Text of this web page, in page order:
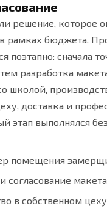
решение, которое
рамках бюджета.
поэтапно: сначала
разработка
школой,
доставка и
этап выполнялся
помещения
согласование
в собственном